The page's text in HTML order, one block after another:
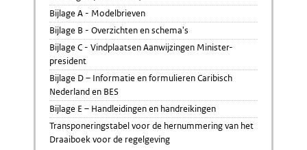
Bijlage A - Modelbrieven
Bijlage B - Overzichten en schema's
Bijlage C - Vindplaatsen Aanwijzingen Minister-
president
Bijlage D – Informatie en formulieren Caribisch
Nederland en BES
Bijlage E – Handleidingen en handreikingen
Transponeringstabel voor de hernummering van het
Draaiboek voor de regelgeving